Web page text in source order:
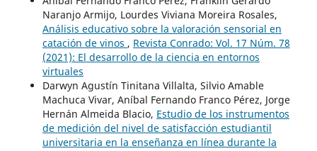
Naranjo Armijo, Lourdes Viviana Moreira Rosales,
Análisis educativo sobre la valoración sensorial en
catación de vinos , Revista Conrado: Vol. 17 Núm. 78
(2021): El desarrollo de la ciencia en entornos
virtuales
Darwyn Agustín Tinitana Villalta, Silvio Amable
Machuca Vivar, Aníbal Fernando Franco Pérez, Jorge
Hernán Almeida Blacio, Estudio de los instrumentos
de medición del nivel de satisfacción estudiantil
universitaria en la enseñanza en línea durante la